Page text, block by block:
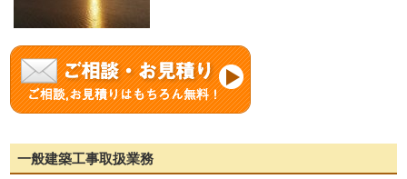
一般建築工事取扱業務